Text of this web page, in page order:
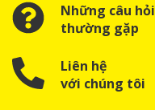
Những câu hỏi
thường gặp
Liên hệ
với chúng tôi